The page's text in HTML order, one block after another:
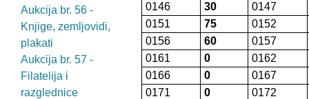
Aukcija br. 56 -
Knjige, zemljovidi,
plakati
Aukcija br. 57 -
Filatelija i
razglednice
0146
30
0147
0151
75
0152
0156
60
0157
0161
0
0162
0166
0
0167
0171
0
0172